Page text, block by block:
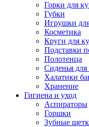
Горки для
Губки
Игрушки
Косметика
Круги для
Подставки
Полотенца
Сиденья
Халатики
Хранение
Гигиена и уход
Аспираторы
Горшки
Зубные